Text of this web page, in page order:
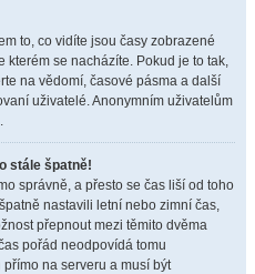
to, co vidíte jsou časy zobrazené
kterém se nacházíte. Pokud je to tak,
na vědomí, časové pásma a další
uživatelé. Anonymním uživatelům
stále špatně!
správně, a přesto se čas liší od toho
nastavili letní nebo zimní čas,
přepnout mezi těmito dvěma
pořád neodpovídá tomu
na serveru a musí být